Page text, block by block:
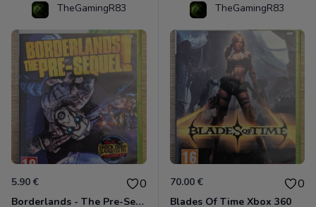
TheGamingR83
5.90 € 0
Borderlands - The Pre-Sequel ! Xbox 360
TheGamingR83
70.00 € 0
Blades Of Time Xbox 360